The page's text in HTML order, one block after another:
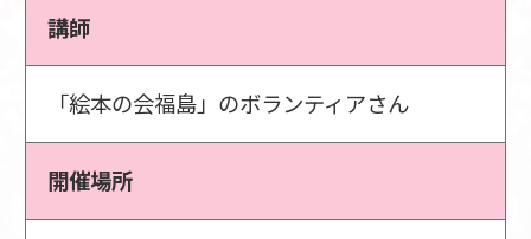
講師
「絵本の会福島」のボランティアさん
開催場所